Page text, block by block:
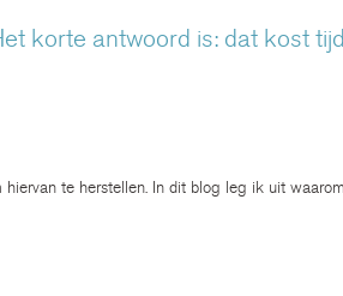
korte antwoord is: dat kost
te herstellen. In dit blog leg ik uit waarom